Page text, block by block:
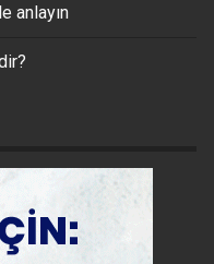
anlayın